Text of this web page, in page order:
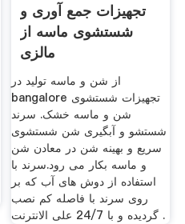
تجهیزات جمع آوری و
شستشوی ماسه از
مالزی
از شن و ماسه تولید در
bangalore تجهیزات شستشوی
شن و ماسه خشک. سرند
شستشو و آبگیری شن شستشوی
سریع و بهینه شن در معادن شن
و ماسه بکار می رود.سرند با
استفاده از دوش های آب که بر
روی سرند با فاصله کم نصب
گردیده و با 24/7 على الانترنت .